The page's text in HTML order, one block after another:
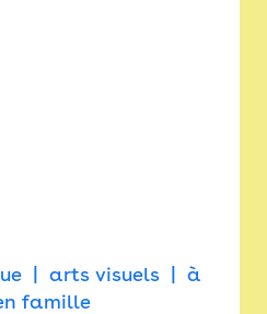
arts visuels
à
famille